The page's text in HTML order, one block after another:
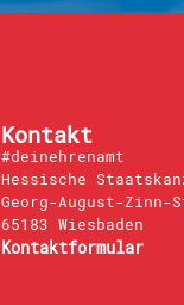
Kontakt
#deinehrenamt
Hessische
Georg-August-Zinn-
65183 Wiesbaden
Kontaktformular